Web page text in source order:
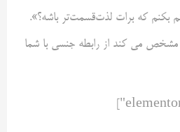
بکنم که برات لذت‌قسمت‌تر باشه؟».
می کند از رابطه جنسی با شما